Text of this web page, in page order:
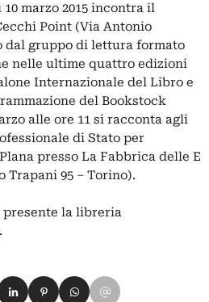
marzo 2015 incontra il
Point (Via Antonio
dal gruppo di lettura formato
nelle ultime quattro edizioni
Internazionale del Libro e
del Bookstock
alle ore 11 si racconta agli
di Stato per
presso La Fabbrica delle E
Trapani 95 – Torino).
la libreria
Facebook
su Xsu LinkedIn
Condividi su Pinterest
Condividi su WhatsApp
Condividi su Email